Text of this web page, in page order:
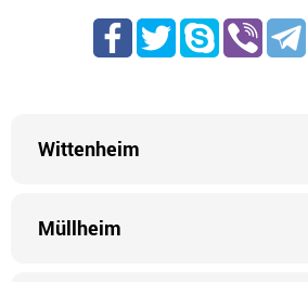
Wittenheim
Müllheim